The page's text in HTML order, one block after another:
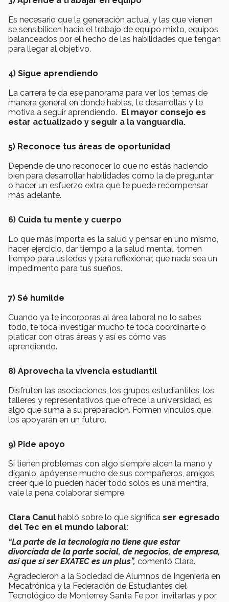
Es necesario que la generación actual y las que vienen
se sensibilicen hacia el trabajo de equipo mixto, equipos
balanceados por el hecho de las habilidades que tengan
para llegar al objetivo.
4) Sigue aprendiendo
La carrera te da ese panorama para ver los temas de
manera general en donde hablas, te desarrollas y te
motiva a seguir aprendiendo. El mayor consejo es
estar actualizado y seguir a la vanguardia.
5) Reconoce tus áreas de oportunidad
Depende de uno reconocer lo que no estás haciendo
bien para desarrollar habilidades como la de preguntar
o hacer un esfuerzo extra que te puede recompensar
más adelante.
6) Cuida tu mente y cuerpo
Lo que más importa es la salud y pensar en uno mismo,
hacer ejercicio, dar tiempo a la salud mental, tomen
tiempo para ustedes y para reflexionar, que nada sea un
impedimento para tus sueños.
7) Sé humilde
Cuando ya te incorporas al área laboral no lo sabes
todo, te toca investigar mucho te toca coordinarte o
platicar con otras áreas y así es cómo vas
aprendiendo.
8) Aprovecha la vivencia estudiantil
Disfruten las asociaciones, los grupos estudiantiles, los
talleres y representativos que ofrece la universidad, es
algo que suma a su preparación. Formen vínculos que
los apoyarán en un futuro.
9) Pide apoyo
Si tienen problemas con algo siempre alcen la mano y
díganlo, apóyense mucho de sus compañeros, amigos,
creer que lo pueden hacer todo solos es una mentira,
vale la pena colaborar siempre.
Clara Canul habló sobre lo que significa ser egresado
del Tec en el mundo laboral:
“La parte de la tecnología no tiene que estar
divorciada de la parte social, de negocios, de empresa,
así que sí ser EXATEC es un plus”, comentó Clara.
Agradecieron a la Sociedad de Alumnos de Ingeniería en
Mecatrónica y la Federación de Estudiantes del
Tecnológico de Monterrey Santa Fe por invitarlas y por